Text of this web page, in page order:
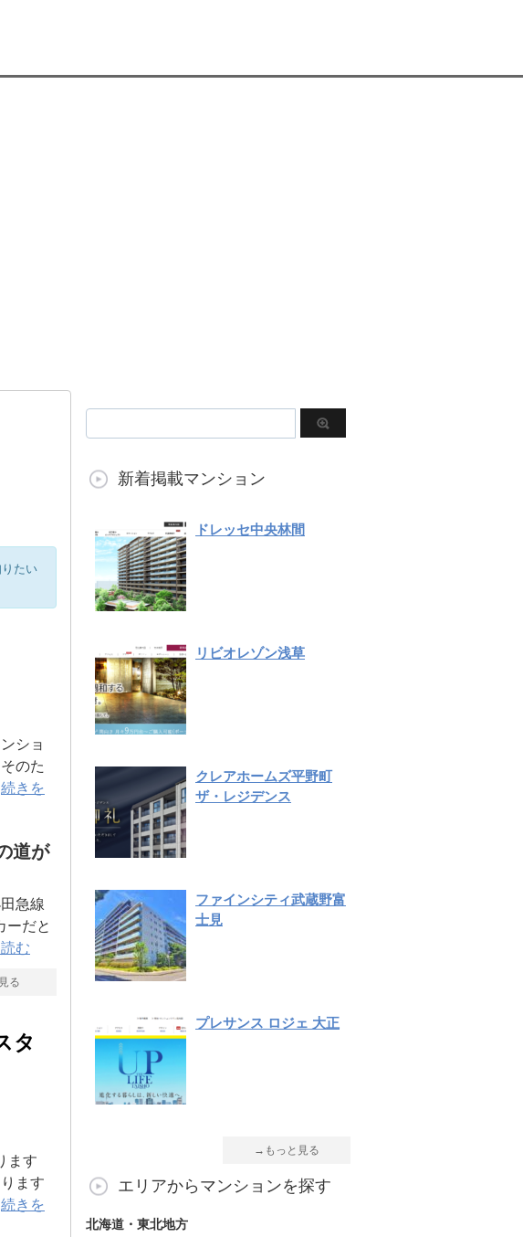
たい
ショ
のた
続きを
道が
急線
ーだと
む
る
タ
ます
ます
続きを
新着掲載マンション
ドレッセ中央林間
リビオレゾン浅草
クレアホームズ平野町
ザ・レジデンス
ファインシティ武蔵野富
士見
プレサンス ロジェ 大正
→もっと見る
エリアからマンションを探す
北海道・東北地方